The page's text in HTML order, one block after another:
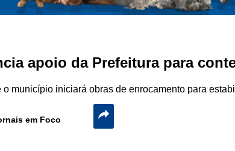
apoio da Prefeitura para
município iniciará obras de enrocamento para
em Foco